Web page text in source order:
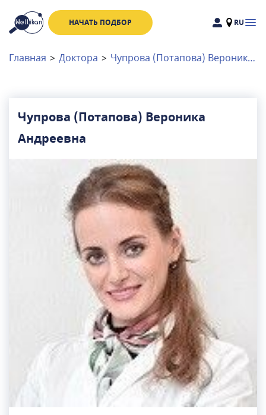
НАЧАТЬ ПОДБОР RU
Доктора
Клиники
Связаться с нами
Главная > Доктора > Чупрова (Потапова) Вероника Андреевна
Чупрова (Потапова) Вероника
Андреевна